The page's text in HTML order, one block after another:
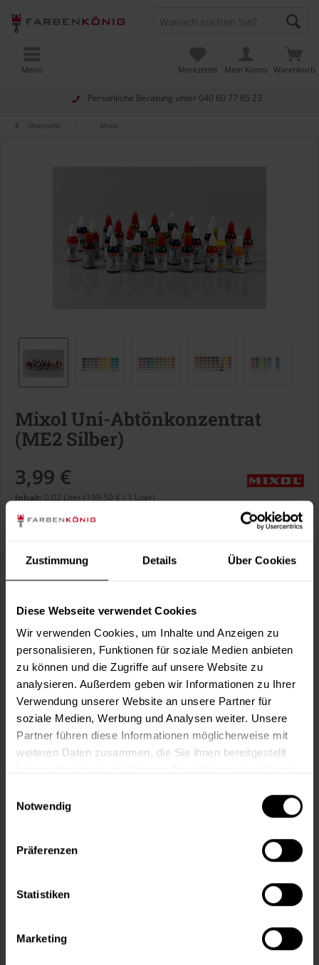
Zustimmung Details Über Cookies
Diese Webseite verwendet Cookies
Wir verwenden Cookies, um Inhalte und Anzeigen zu
personalisieren, Funktionen für soziale Medien anbieten
zu können und die Zugriffe auf unsere Website zu
analysieren. Außerdem geben wir Informationen zu Ihrer
Verwendung unserer Website an unsere Partner für
soziale Medien, Werbung und Analysen weiter. Unsere
Partner führen diese Informationen möglicherweise mit
weiteren Daten zusammen, die Sie ihnen bereitgestellt
Notwendig
Präferenzen
Statistiken
Marketing
Persönliche Beratung unter 040 60 77 65 23
Warenkorb
Merkzettel Mein Konto
Menü
Übersicht Mixol
Mixol Uni-Abtönkonzentrat
(ME2 Silber)
3,99 €
Inhalt: 0.02 Liter (199,50 € / 1 Liter)
inkl. MwSt.zzgl. Versandkosten
Liter:
In denWarenkorb
Merken Fragen zum Artikel?
Artikel-Nr.: MIX0001ME2_SILBER
Kostenloser Versand ab 60 EUR
Persönliche Beratung unter